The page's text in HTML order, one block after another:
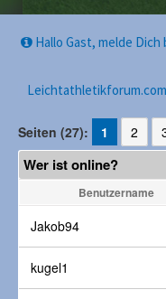
Hallo Gast, melde
Seiten (27): 1 2
Wer ist online?
Benutzername
Jakob94
kugel1